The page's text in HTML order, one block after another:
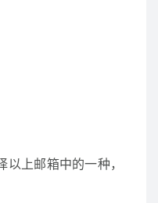
上邮箱中的一种，